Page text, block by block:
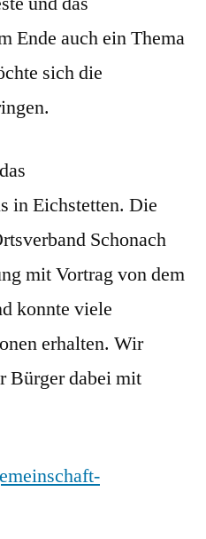
Ende auch ein Thema
sich die
in Eichstetten. Die
Schonach
mit Vortrag von dem
konnte viele
erhalten. Wir
Bürger dabei mit